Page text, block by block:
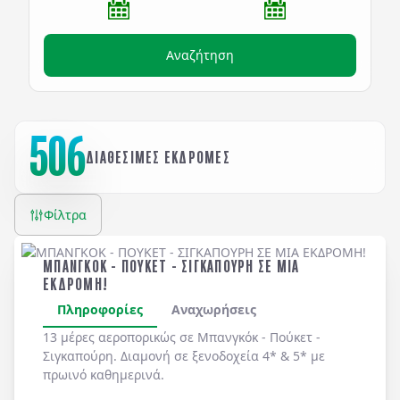
Αναζήτηση
506ΔΙΑΘΕΣΙΜΕΣ ΕΚΔΡΟΜΕΣ
Φίλτρα
ΜΠΑΝΓΚΟΚ - ΠΟΥΚΕΤ - ΣΙΓΚΑΠΟΥΡΗ ΣΕ ΜΙΑ
ΕΚΔΡΟΜΗ!
Πληροφορίες
Αναχωρήσεις
13 μέρες αεροπορικώς σε Μπανγκόκ - Πούκετ -
Σιγκαπούρη. Διαμονή σε ξενοδοχεία 4* & 5* με
πρωινό καθημερινά.